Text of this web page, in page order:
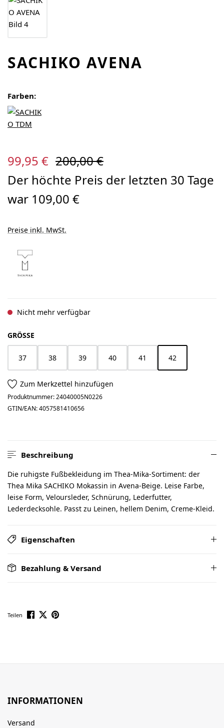
SACHIKO AVENA
Farben:
Verkaufspreis:
99,95 € Regulärer Preis:
200,00 €
Der höchte Preis der letzten 30 Tage
war 109,00 €
Preise inkl. MwSt.
Nicht mehr verfügbar
GRÖSSE
37 38 39 40 41 42
(Diese Option ist
Zum Merkzettel hinzufügen
Produktnummer:24040005N0226
GTIN/EAN:4057581410656
Beschreibung
Die ruhigste Fußbekleidung im Thea-Mika-Sortiment: der
Thea Mika SACHIKO Mokassin in Avena-Beige. Leise Farbe,
leise Form, Veloursleder, Schnürung, Lederfutter,
Lederdecksohle. Passt zu Leinen, hellem Denim, Creme-Kleid.
Eigenschaften
Bezahlung & Versand
Teilen
INFORMATIONEN
Versand